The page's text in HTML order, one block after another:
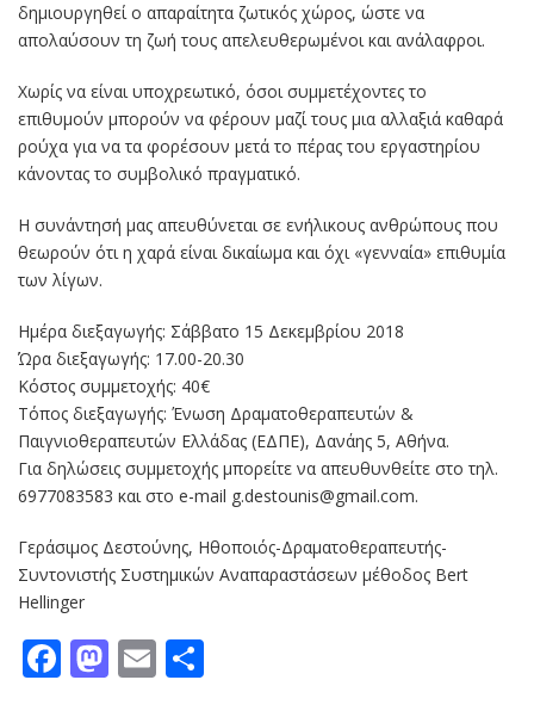
δημιουργηθεί ο απαραίτητα ζωτικός χώρος, ώστε να
απολαύσουν τη ζωή τους απελευθερωμένοι και ανάλαφροι.
Χωρίς να είναι υποχρεωτικό, όσοι συμμετέχοντες το
επιθυμούν μπορούν να φέρουν μαζί τους μια αλλαξιά καθαρά
ρούχα για να τα φορέσουν μετά το πέρας του εργαστηρίου
κάνοντας το συμβολικό πραγματικό.
Η συνάντησή μας απευθύνεται σε ενήλικους ανθρώπους που
θεωρούν ότι η χαρά είναι δικαίωμα και όχι «γενναία» επιθυμία
των λίγων.
Ημέρα διεξαγωγής: Σάββατο 15 Δεκεμβρίου 2018
Ώρα διεξαγωγής: 17.00-20.30
Κόστος συμμετοχής: 40€
Τόπος διεξαγωγής: Ένωση Δραματοθεραπευτών &
Παιγνιοθεραπευτών Ελλάδας (ΕΔΠΕ), Δανάης 5, Αθήνα.
Για δηλώσεις συμμετοχής μπορείτε να απευθυνθείτε στο τηλ.
6977083583 και στο e-mail g.destounis@gmail.com.
Γεράσιμος Δεστούνης, Ηθοποιός-Δραματοθεραπευτής-
Συντονιστής Συστημικών Αναπαραστάσεων μέθοδος Bert
Hellinger
Facebook
Mastodon
Email